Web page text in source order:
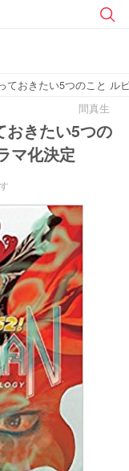
ておきたい5つのこと ル
間真生
おきたい5つの
マ化決定